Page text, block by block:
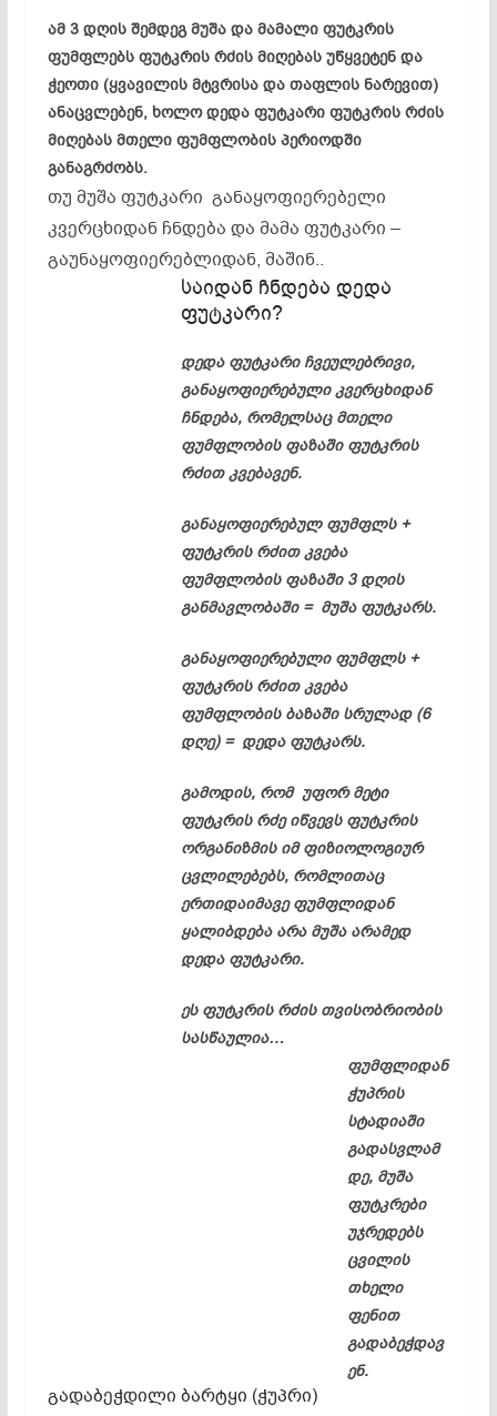
ამ 3 დღის შემდეგ მუშა და მამალი ფუტკრის
ფუმფლებს ფუტკრის რძის მიღებას უწყვეტენ და
ჭეოთი (ყვავილის მტვრისა და თაფლის ნარევით)
ანაცვლებენ, ხოლო დედა ფუტკარი ფუტკრის რძის
მიღებას მთელი ფუმფლობის პერიოდში
განაგრძობს.
თუ მუშა ფუტკარი განაყოფიერებელი
კვერცხიდან ჩნდება და მამა ფუტკარი –
გაუნაყოფიერებლიდან, მაშინ..
საიდან ჩნდება დედა
ფუტკარი?
დედა ფუტკარი ჩვეულებრივი,
განაყოფიერებული კვერცხიდან
ჩნდება, რომელსაც მთელი
ფუმფლობის ფაზაში ფუტკრის
რძით კვებავენ.
განაყოფიერებულ ფუმფლს +
ფუტკრის რძით კვება
ფუმფლობის ფაზაში 3 დღის
განმავლობაში = მუშა ფუტკარს.
განაყოფიერებული ფუმფლს +
ფუტკრის რძით კვება
ფუმფლობის ბაზაში სრულად (6
დღე) = დედა ფუტკარს.
გამოდის, რომ უფორ მეტი
ფუტკრის რძე იწვევს ფუტკრის
ორგანიზმის იმ ფიზიოლოგიურ
ცვლილებებს, რომლითაც
ერთიდაიმავე ფუმფლიდან
ყალიბდება არა მუშა არამედ
დედა ფუტკარი.
ეს ფუტკრის რძის თვისობრიობის
სასწაულია…
ფუმფლიდან
ჭუპრის
სტადიაში
გადასვლამ
დე, მუშა
ფუტკრები
უჯრედებს
ცვილის
თხელი
ფენით
გადაბეჭდავ
ენ.
გადაბეჭდილი ბარტყი (ჭუპრი)